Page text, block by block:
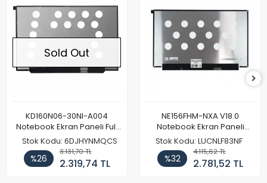
Sold Out
KD160N06-30NI-A004
Notebook Ekran Paneli Full
HD
Stok Kodu: 6DJHYNMQCS
%26
3.131,70 TL
2.319,74 TL
NE156FHM-NXA V18.0
Notebook Ekran Paneli
144Hz
Stok Kodu: LUCNLF83NF
%32
4.115,62 TL
2.781,52 TL